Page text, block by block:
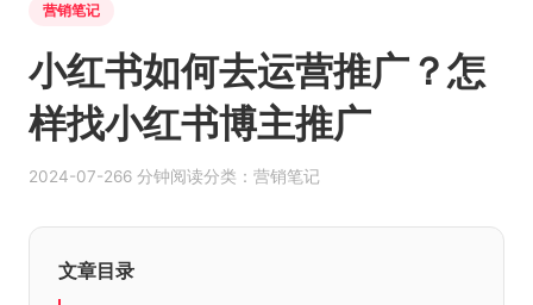
营销笔记
小红书如何去运营推广？怎
样找小红书博主推广
2024-07-266 分钟阅读分类：营销笔记
文章目录